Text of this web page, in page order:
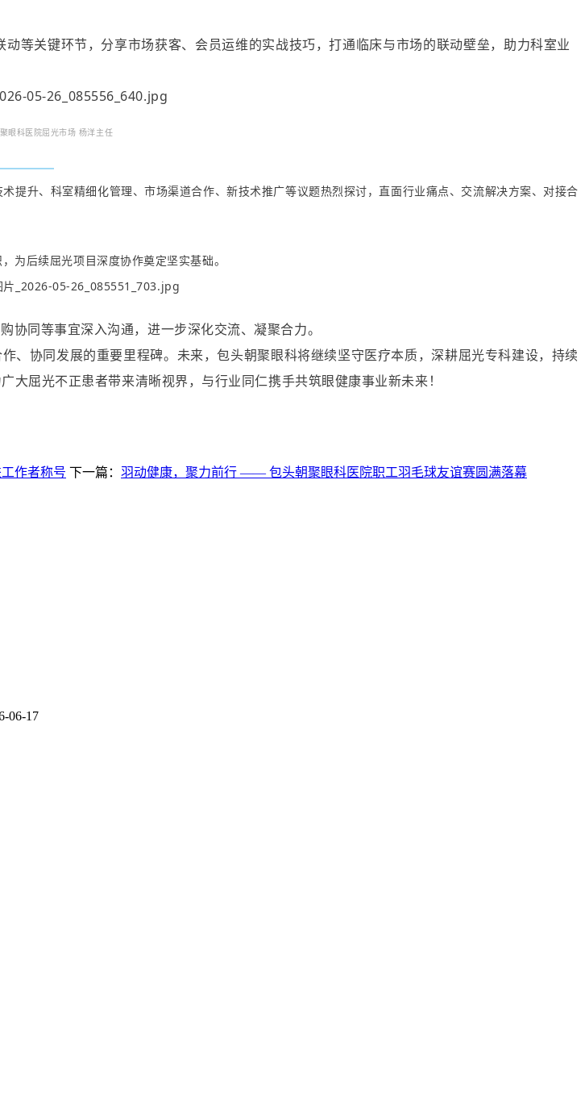
等关键环节，分享市场获客、会员运维的实战技巧，打通临床与市场的联动壁垒，助力科室业
眼科医院屈光市场 杨洋主任
提升、科室精细化管理、市场渠道合作、新技术推广等议题热烈探讨，直面行业痛点、交流解决方案、对接合
为后续屈光项目深度协作奠定坚实基础。
同等事宜深入沟通，进一步深化交流、凝聚合力。
、协同发展的重要里程碑。未来，包头朝聚眼科将继续坚守医疗本质，深耕屈光专科建设，持续
屈光不正患者带来清晰视界，与行业同仁携手共筑眼健康事业新未来！
作者称号 下一篇： 羽动健康，聚力前行 —— 包头朝聚眼科医院职工羽毛球友谊赛圆满落幕
06-17